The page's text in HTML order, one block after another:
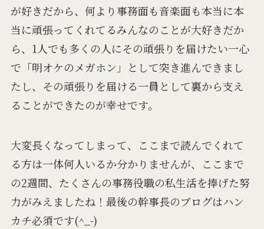
が好きだから、何より事務面も音楽面も本当に本
当に頑張ってくれてるみんなのことが大好きだか
ら、1人でも多くの人にその頑張りを届けたい一心
で「明オケのメガホン」として突き進んできまし
たし、その頑張りを届ける一員として裏から支え
ることができたのが幸せです。
大変長くなってしまって、ここまで読んでくれて
る方は一体何人いるか分かりませんが、ここまで
の2週間、たくさんの事務役職の私生活を捧げた努
力がみえましたね！最後の幹事長のブログはハン
カチ必須です(^_-)